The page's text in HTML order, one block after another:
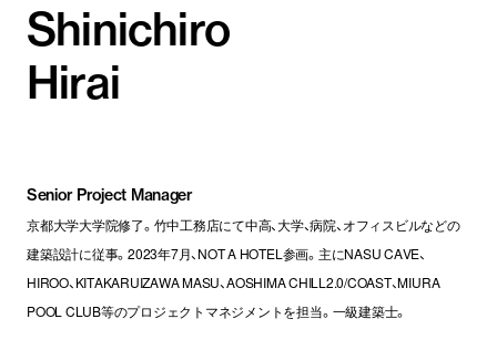
Shinichiro
Hirai
Senior Project Manager
京都大学大学院修了。竹中工務店にて中高、大学、病院、オフィスビルなどの
建築設計に従事。2023年7月、NOT A HOTEL参画。主にNASU CAVE、
HIROO、KITAKARUIZAWA MASU、AOSHIMA CHILL2.0/COAST、MIURA
POOL CLUB等のプロジェクトマネジメントを担当。一級建築士。